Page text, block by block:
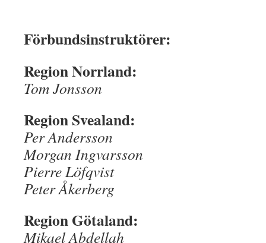
Förbundsinstruktörer:
Region Norrland:
Tom Jonsson
Region Svealand:
Per Andersson
Morgan Ingvarsson
Pierre Löfqvist
Peter Åkerberg
Region Götaland:
Mikael Abdellah